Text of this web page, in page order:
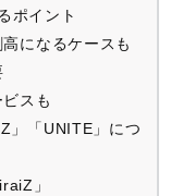
ポイント
になるケースも
スも
」「UNITE」につ
」